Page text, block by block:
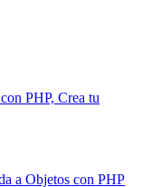
PHP, Crea tu
a Objetos con PHP